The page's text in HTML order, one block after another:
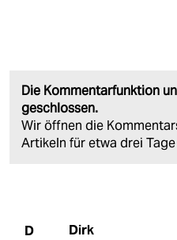
Die Kommentarfunktion
geschlossen.
Wir öffnen die
Artikeln für etwa drei Tage
D Dirk